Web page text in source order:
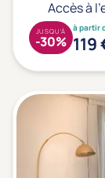
Accès à
à partir
119
JUSQU'À
-30%